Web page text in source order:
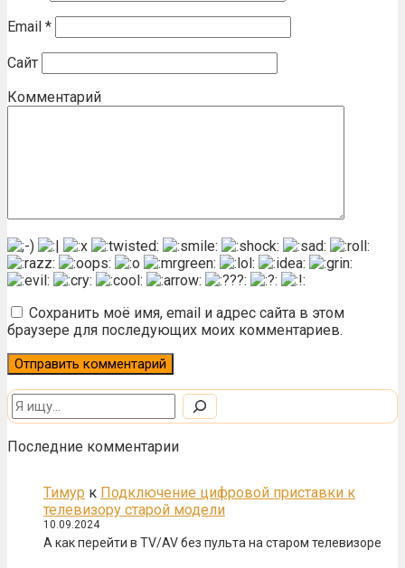
Email *
Сайт
Комментарий
Сохранить моё имя, email и адрес сайта в этом
браузере для последующих моих комментариев.
Поиск
Последние комментарии
Тимур к Подключение цифровой приставки к
телевизору старой модели
10.09.2024
А как перейти в TV/AV без пульта на старом телевизоре